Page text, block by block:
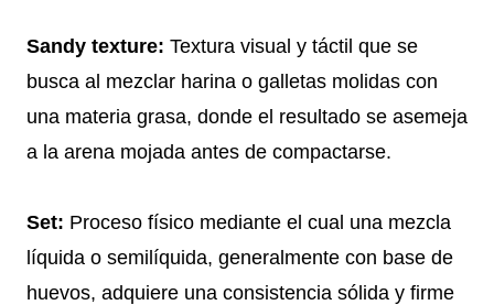
Sandy texture: Textura visual y táctil que se
busca al mezclar harina o galletas molidas con
una materia grasa, donde el resultado se asemeja
a la arena mojada antes de compactarse.
Set: Proceso físico mediante el cual una mezcla
líquida o semilíquida, generalmente con base de
huevos, adquiere una consistencia sólida y firme